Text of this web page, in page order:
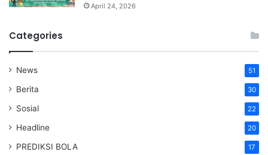
April 24, 2026
Categories
News 51
Berita 30
Sosial 22
Headline 20
PREDIKSI BOLA 17